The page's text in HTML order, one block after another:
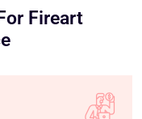
Fireart